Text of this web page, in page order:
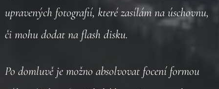
upravených fotografií, které zasílám na úschovnu,
či mohu dodat na flash disku.
Po domluvě je možno absolvovat focení formou